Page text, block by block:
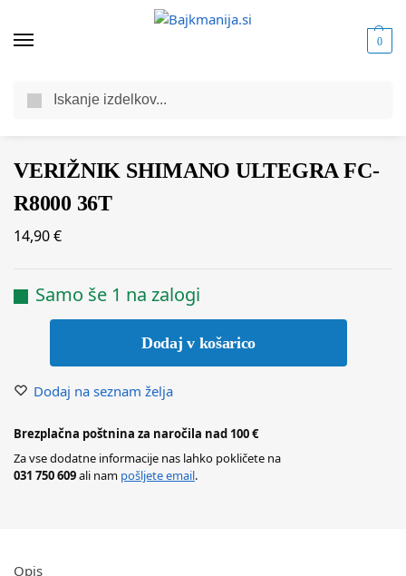
0
/ Trgovina / Komponente za kolesa
VERIŽNIK SHIMANO ULTEGRA FC-
R8000 36T
14,90€
Samo še 1 na zalogi
Dodaj v košarico
Dodaj na seznam želja
Brezplačna poštnina za naročila nad 100 €
Za vse dodatne informacije nas lahko pokličete na
031 750 609ali nam pošljete email.
Opis